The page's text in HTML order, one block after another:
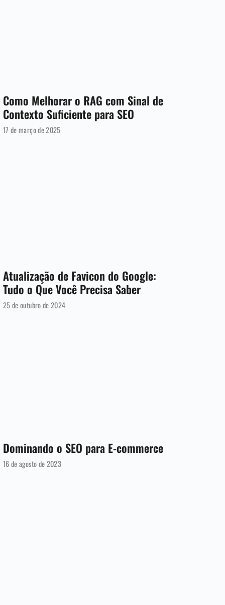
Como Melhorar o RAG com Sinal de
Contexto Suficiente para SEO
17 de março de 2025
Atualização de Favicon do Google:
Tudo o Que Você Precisa Saber
25 de outubro de 2024
Dominando o SEO para E-commerce
16 de agosto de 2023